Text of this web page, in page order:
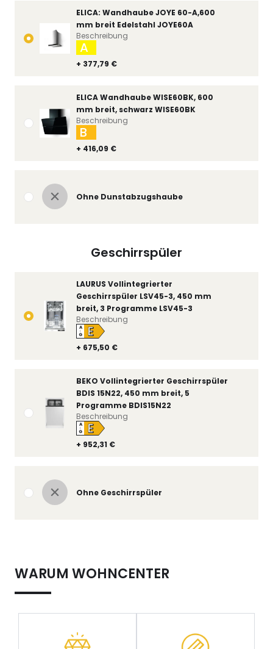
ELICA: Wandhaube JOYE 60-A,600
mm breit Edelstahl JOYE60A
+ 377,79 €
A
Beschreibung
ELICA Wandhaube WISE60BK, 600
mm breit, schwarz WISE60BK
+ 416,09 €
B
Beschreibung
Ohne Dunstabzugshaube
Geschirrspüler
LAURUS Vollintegrierter
Geschirrspüler LSV45-3, 450 mm
breit, 3 Programme LSV45-3
+ 675,50 €
A
↑
G E
Beschreibung
BEKO Vollintegrierter Geschirrspüler
BDIS 15N22, 450 mm breit, 5
Programme BDIS15N22
+ 952,31 €
A
↑
G E
Beschreibung
Ohne Geschirrspüler
WARUM WOHNCENTER